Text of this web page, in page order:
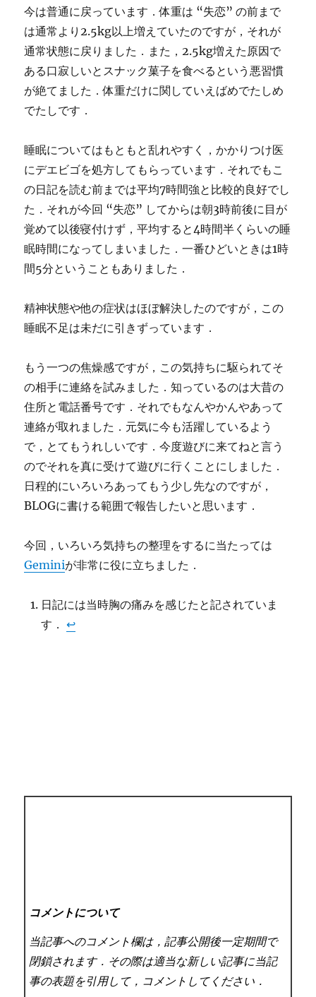
今は普通に戻っています．体重は “失恋” の前まで
は通常より2.5kg以上増えていたのですが，それが
通常状態に戻りました．また，2.5kg増えた原因で
ある口寂しいとスナック菓子を食べるという悪習慣
が絶てました．体重だけに関していえばめでたしめ
でたしです．
睡眠についてはもともと乱れやすく，かかりつけ医
にデエビゴを処方してもらっています．それでもこ
の日記を読む前までは平均7時間強と比較的良好でし
た．それが今回 “失恋” してからは朝3時前後に目が
覚めて以後寝付けず，平均すると4時間半くらいの睡
眠時間になってしまいました．一番ひどいときは1時
間5分ということもありました．
精神状態や他の症状はほぼ解決したのですが，この
睡眠不足は未だに引きずっています．
もう一つの焦燥感ですが，この気持ちに駆られてそ
の相手に連絡を試みました．知っているのは大昔の
住所と電話番号です．それでもなんやかんやあって
連絡が取れました．元気に今も活躍しているよう
で，とてもうれしいです．今度遊びに来てねと言う
のでそれを真に受けて遊びに行くことにしました．
日程的にいろいろあってもう少し先なのですが，
BLOGに書ける範囲で報告したいと思います．
今回，いろいろ気持ちの整理をするに当たっては
Geminiが非常に役に立ちました．
日記には当時胸の痛みを感じたと記されていま
す．↩︎
コメントについて
当記事へのコメント欄は，記事公開後一定期間で
閉鎖されます．その際は適当な新しい記事に当記
事の表題を引用して，コメントしてください．